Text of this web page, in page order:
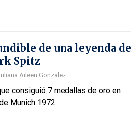
de una leyenda de
Spitz
Aileen Gonzalez
consiguió 7 medallas de oro en
Munich 1972.